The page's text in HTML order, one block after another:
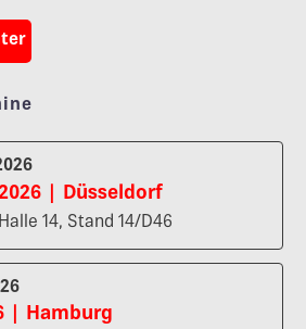
| Düsseldorf
14, Stand 14/D46
| Hamburg